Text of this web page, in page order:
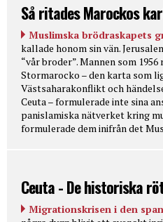
Så ritades Marockos
Muslimska brödraskapets
kallade honom sin vän.
“vår broder”. Mannen som
Stormarocko – den karta som
Västsaharakonflikt och
Ceuta – formulerade inte sina
panislamiska nätverket kring
formulerade dem inifrån det
Ceuta - De historiska
Migrationskrisen i den